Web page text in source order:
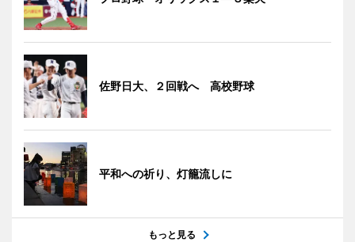
佐野日大、２回戦へ 高校野球
平和への祈り、灯籠流しに
もっと見る